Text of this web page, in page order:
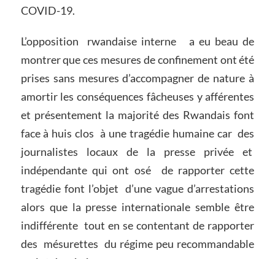
COVID-19.
L’opposition rwandaise interne a eu beau de
montrer que ces mesures de confinement ont été
prises sans mesures d’accompagner de nature à
amortir les conséquences fâcheuses y afférentes
et présentement la majorité des Rwandais font
face à huis clos à une tragédie humaine car des
journalistes locaux de la presse privée et
indépendante qui ont osé de rapporter cette
tragédie font l’objet d’une vague d’arrestations
alors que la presse internationale semble être
indifférente tout en se contentant de rapporter
des mésurettes du régime peu recommandable